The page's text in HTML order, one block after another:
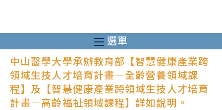
至
主
內
容
選單
中山醫學大學承辦教育部【智慧健康產業跨
領域生技人才培育計畫—全齡營養領域課
程】及【智慧健康產業跨領域生技人才培育
計畫—高齡福祉領域課程】詳如說明。